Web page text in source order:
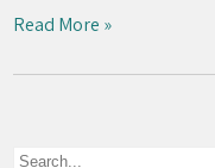
Read More »